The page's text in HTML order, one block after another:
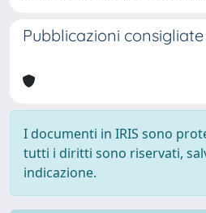
Pubblicazioni consigliate
I documenti in IRIS sono
tutti i diritti sono riservati,
indicazione.